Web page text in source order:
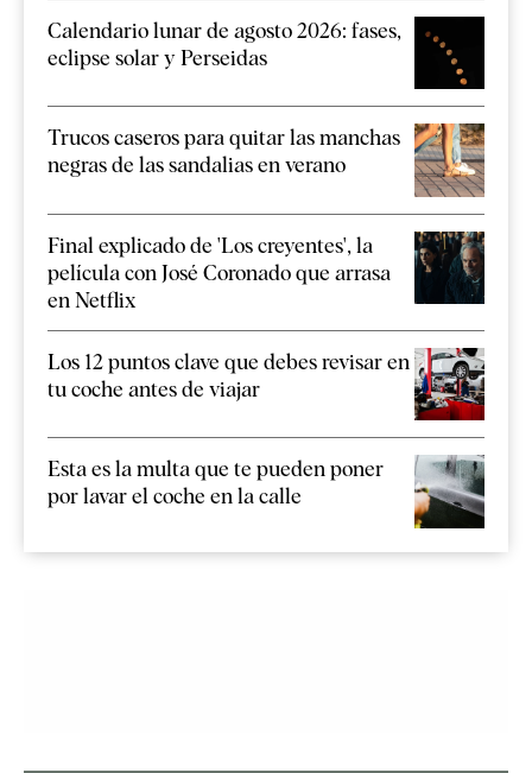
Calendario lunar de agosto 2026: fases,
eclipse solar y Perseidas
Trucos caseros para quitar las manchas
negras de las sandalias en verano
Final explicado de 'Los creyentes', la
película con José Coronado que arrasa
en Netflix
Los 12 puntos clave que debes revisar en
tu coche antes de viajar
Esta es la multa que te pueden poner
por lavar el coche en la calle